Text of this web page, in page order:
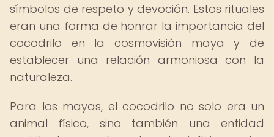
símbolos de respeto y devoción. Estos rituales
eran una forma de honrar la importancia del
cocodrilo en la cosmovisión maya y de
establecer una relación armoniosa con la
naturaleza.
Para los mayas, el cocodrilo no solo era un
animal físico, sino también una entidad